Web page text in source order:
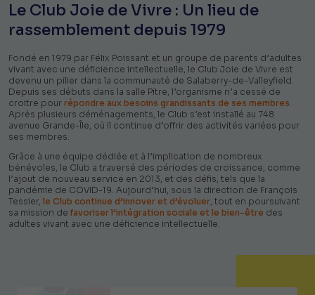
Le Club Joie de Vivre : Un lieu de
rassemblement depuis 1979
Fondé en 1979 par Félix Poissant et un groupe de parents d’adultes
vivant avec une déficience intellectuelle, le Club Joie de Vivre est
devenu un pilier dans la communauté de Salaberry-de-Valleyfield.
Depuis ses débuts dans la salle Pitre, l’organisme n’a cessé de
croitre pour répondre aux besoins grandissants de ses membres.
Après plusieurs déménagements, le Club s’est installé au 748
avenue Grande-Île, où il continue d’offrir des activités variées pour
ses membres.
Grâce à une équipe dédiée et à l’implication de nombreux
bénévoles, le Club a traversé des périodes de croissance, comme
l’ajout de nouveau service en 2013, et des défis, tels que la
pandémie de COVID-19. Aujourd’hui, sous la direction de François
Tessier, le Club continue d’innover et d’évoluer, tout en poursuivant
sa mission de favoriser l’intégration sociale et le bien-être des
adultes vivant avec une déficience intellectuelle.